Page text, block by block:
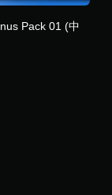
Pack 01 (中